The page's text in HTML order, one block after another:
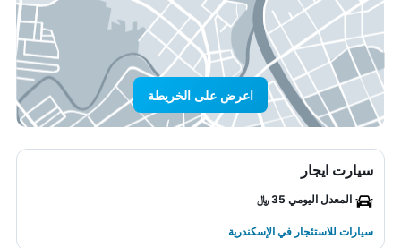
اعرض على الخريطة
سيارت ايجار
المعدل اليومي 35 ﷼
سيارات للاستئجار في الإسكندرية